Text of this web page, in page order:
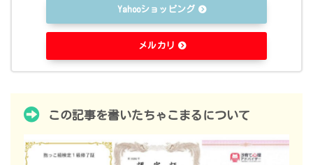
Yahooショッピング
メルカリ
この記事を書いたちゃこまるについて